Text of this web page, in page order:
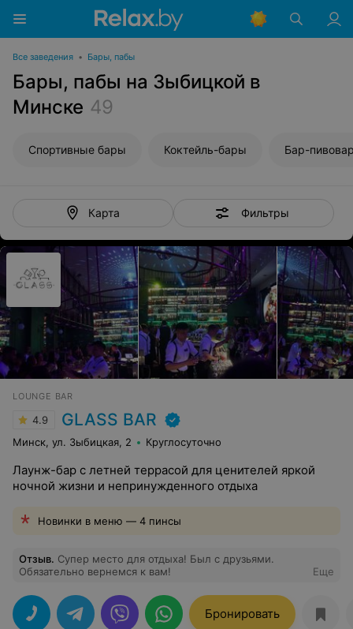
Все заведения • Бары, пабы
Бары, пабы на Зыбицкой в
Минске 49
Спортивные бары Коктейль-бары Бар-
Карта Фильтры
LOUNGE BAR
4.9 GLASS BAR
Минск, ул. Зыбицкая, 2 Круглосуточно
Лаунж-бар с летней террасой для ценителей яркой
ночной жизни и непринужденного отдыха
Новинки в меню — 4 пинсы
Отзыв. Супер место для отдыха! Был с друзьями.
Обязательно вернемся к вам!
Еще
Бронировать